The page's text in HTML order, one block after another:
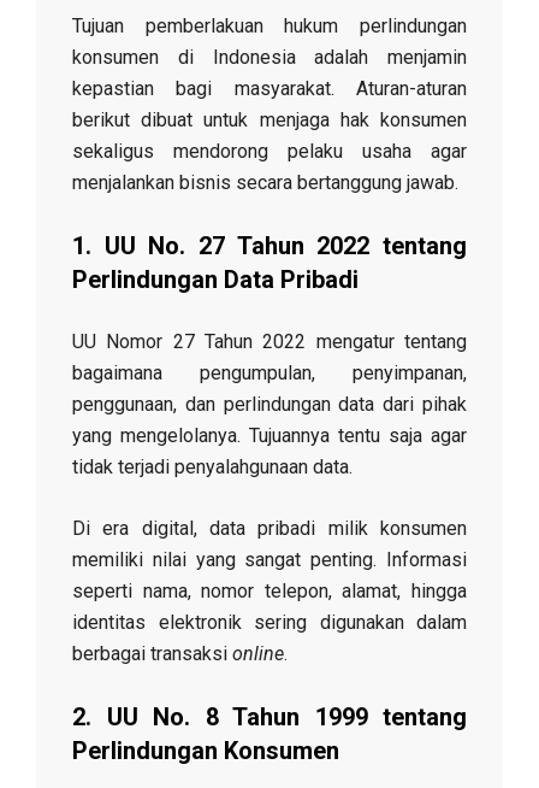
m
Tujuan pemberlakuan hukum perlindungan
konsumen di Indonesia adalah menjamin
kepastian bagi masyarakat. Aturan-aturan
berikut dibuat untuk menjaga hak konsumen
sekaligus mendorong pelaku usaha agar
menjalankan bisnis secara bertanggung jawab.
1. UU No. 27 Tahun 2022 tentang
Perlindungan Data Pribadi
UU Nomor 27 Tahun 2022 mengatur tentang
bagaimana pengumpulan, penyimpanan,
penggunaan, dan perlindungan data dari pihak
yang mengelolanya. Tujuannya tentu saja agar
tidak terjadi penyalahgunaan data.
Di era digital, data pribadi milik konsumen
memiliki nilai yang sangat penting. Informasi
seperti nama, nomor telepon, alamat, hingga
identitas elektronik sering digunakan dalam
berbagai transaksi online.
2. UU No. 8 Tahun 1999 tentang
Perlindungan Konsumen